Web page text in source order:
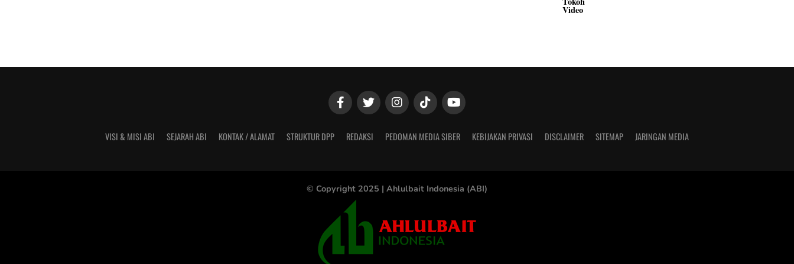
Video
VISI & MISI ABI SEJARAH ABI KONTAK / ALAMAT STRUKTUR DPP REDAKSI PEDOMAN MEDIA SIBER KEBIJAKAN PRIVASI DISCLAIMER SITEMAP JARINGAN MEDIA
© Copyright 2025 | Ahlulbait Indonesia (ABI)